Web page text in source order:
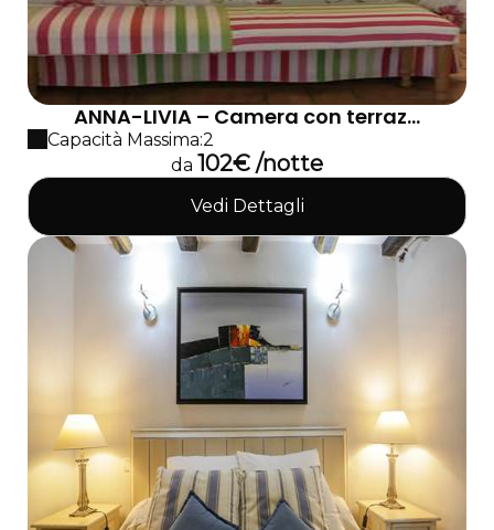
ANNA-LIVIA – Camera con terraz...
Capacità Massima:2
da 102€ /notte
Vedi Dettagli